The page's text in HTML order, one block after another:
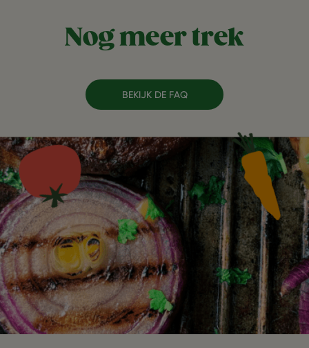
Nog meer trek
BEKIJK DE FAQ